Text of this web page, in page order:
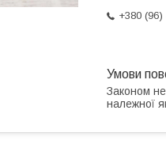
+380 (96)
Законом
належної